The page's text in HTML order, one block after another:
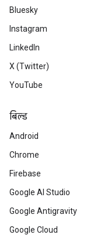
Bluesky
Instagram
LinkedIn
X (Twitter)
YouTube
बिल्ड
Android
Chrome
Firebase
Google AI Studio
Google Antigravity
Google Cloud